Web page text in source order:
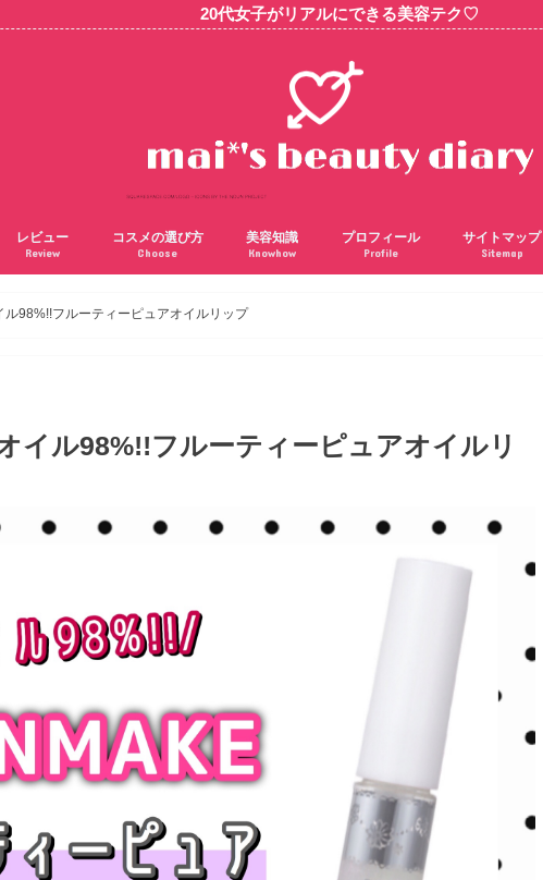
20代女子がリアルにできる美容テク♡
レビュー
Review
コスメの選び方
Choose
美容知識
Knowhow
プロフィール
Profile
サイトマップ
Sitemap
98%!!フルーティーピュアオイルリップ
イル98%!!フルーティーピュアオイルリ